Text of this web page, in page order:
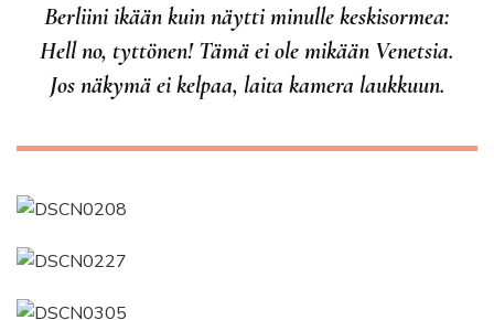
Berliini ikään kuin näytti minulle keskisormea:
Hell no, tyttönen! Tämä ei ole mikään Venetsia.
Jos näkymä ei kelpaa, laita kamera laukkuun.